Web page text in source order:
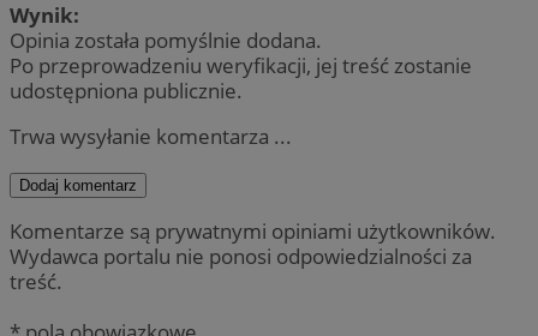
Wynik:
Opinia została pomyślnie dodana.
Po przeprowadzeniu weryfikacji, jej treść zostanie
udostępniona publicznie.
Trwa wysyłanie komentarza ...
Dodaj komentarz
Komentarze są prywatnymi opiniami użytkowników.
Wydawca portalu nie ponosi odpowiedzialności za
treść.